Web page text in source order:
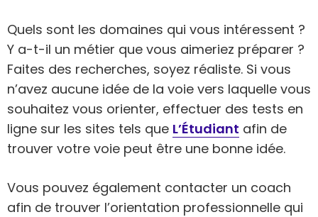
Quels sont les domaines qui vous intéressent ?
Y a-t-il un métier que vous aimeriez préparer ?
Faites des recherches, soyez réaliste. Si vous
n’avez aucune idée de la voie vers laquelle vous
souhaitez vous orienter, effectuer des tests en
ligne sur les sites tels que L’Étudiant afin de
trouver votre voie peut être une bonne idée.
Vous pouvez également contacter un coach
afin de trouver l’orientation professionnelle qui